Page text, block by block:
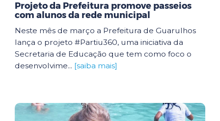
Projeto da Prefeitura promove passeios
com alunos da rede municipal
Neste mês de março a Prefeitura de Guarulhos
lança o projeto #Partiu360, uma iniciativa da
Secretaria de Educação que tem como foco o
desenvolvime... [saiba mais]